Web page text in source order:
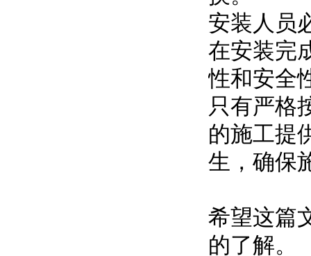
安装人员
在安装完
性和安全
只有严格
的施工提
生，确保
希望这篇
的了解。